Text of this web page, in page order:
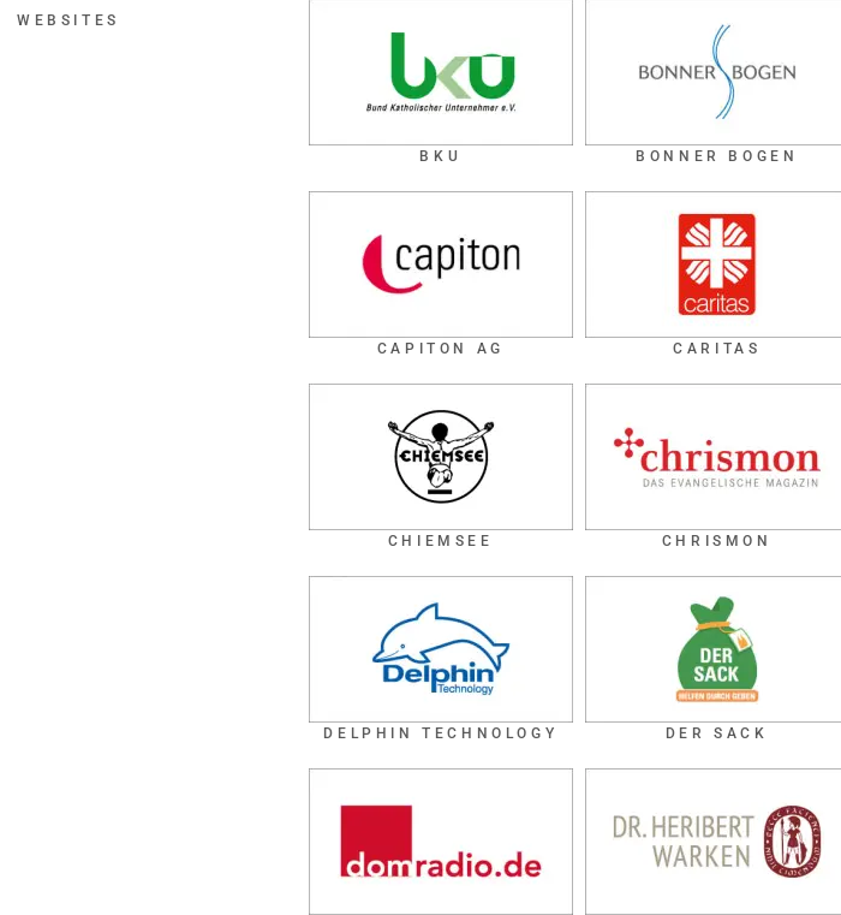
WEBSITES
BKU BONNER BOGEN
CAPITON AG CARITAS
CHIEMSEE CHRISMON
DELPHIN TECHNOLOGY DER SACK